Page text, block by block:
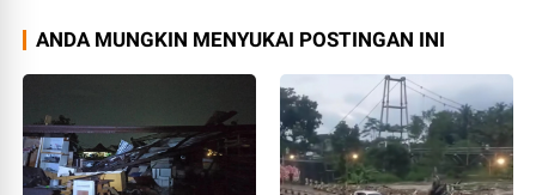
ANDA MUNGKIN MENYUKAI POSTINGAN INI